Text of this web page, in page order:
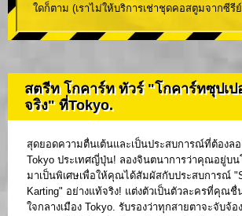
ใดก็ตาม (เราไม่ให้บริการเช่าชุดคอสตูมจากซีรี
สตรีท โกคาร์ท ทัวร์ "โกคาร์ทซุปเป
จริง" ที่Tokyo.
สุดยอดความตื่นเต้นและเป็นประสบการณ์ที่ต้องล
Tokyo ประเทศญี่ปุ่น! ลองจินตนาการว่าคุณอยู่บ
มาเป็นพิเศษเพื่อให้คุณได้สัมผัสกับประสบการณ์
Karting" อย่างแท้จริง! แต่งตัวเป็นตัวละครที่คุณ
ใจกลางเมือง Tokyo. รับรองว่าทุกสายตาจะจับ